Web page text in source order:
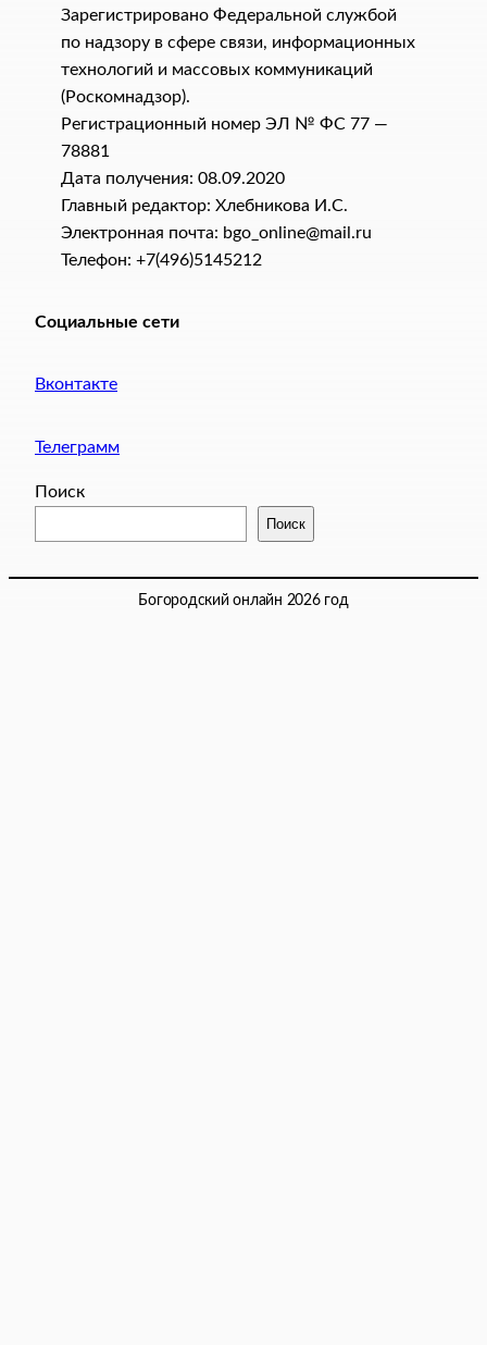
Зарегистрировано Федеральной службой
по надзору в сфере связи, информационных
технологий и массовых коммуникаций
(Роскомнадзор).
Регистрационный номер ЭЛ № ФС 77 —
78881
Дата получения: 08.09.2020
Главный редактор: Хлебникова И.C.
Электронная почта: bgo_online@mail.ru
Телефон: +7(496)5145212
Социальные сети
Вконтакте
Телеграмм
Поиск
Поиск
Богородский онлайн 2026 год